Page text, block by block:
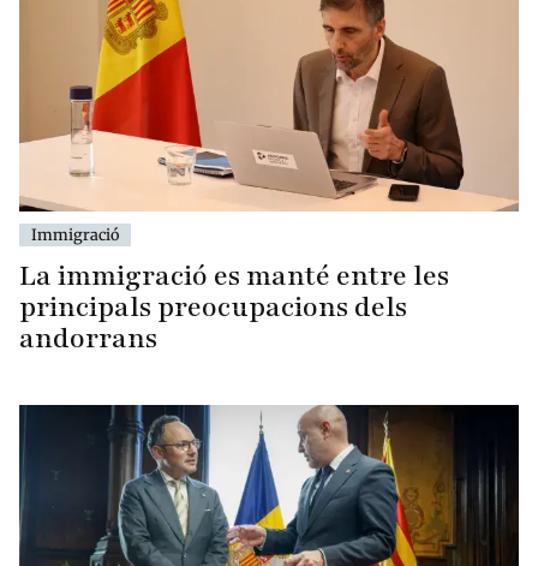
Immigració
La immigració es manté entre les
principals preocupacions dels
andorrans